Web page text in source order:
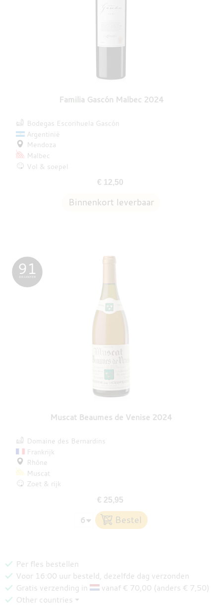
Familia Gascón Malbec 2024
Bodegas Escorihuela Gascón
Argentinië
Mendoza
Malbec
Vol & soepel
€ 12,50
Muscat Beaumes de Venise 2024
91
DECANTER
Domaine des Bernardins
Frankrijk
Rhône
Muscat
Zoet & rijk
€ 25,95
Per fles bestellen
Voor 16:00 uur besteld, dezelfde dag verzonden
Gratis verzending in
vanaf € 70,00 (anders € 7,50)
Other countries ⏷